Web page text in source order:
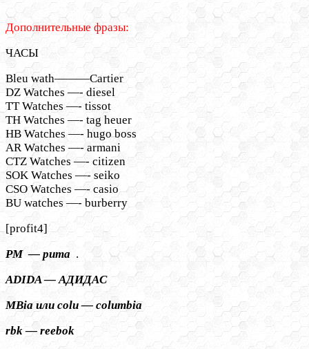
Дополнительные фразы:
ЧАСЫ
Bleu wath———Cartier
DZ Watches —- diesel
TT Watches —- tissot
TH Watches —- tag heuer
HB Watches —- hugo boss
AR Watches —- armani
CTZ Watches —- citizen
SOK Watches —- seiko
CSO Watches —- casio
BU watches —- burberry
[profit4]
PM — puma .
ADIDA — АДИДАС
MBia или colu — columbia
rbk — reebok